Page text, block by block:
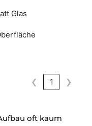
Glas
❮ 1 ❯
oft kaum